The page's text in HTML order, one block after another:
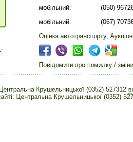
мобільний:
(050)
мобільний:
(067)
Оцінка автотранспорту,
Повідомити про помилку / зміни
Крушельницької (0352) 527312
Центральна Крушельницької (0352)